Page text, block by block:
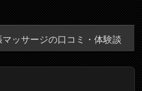
ッサージの口コミ・体験談